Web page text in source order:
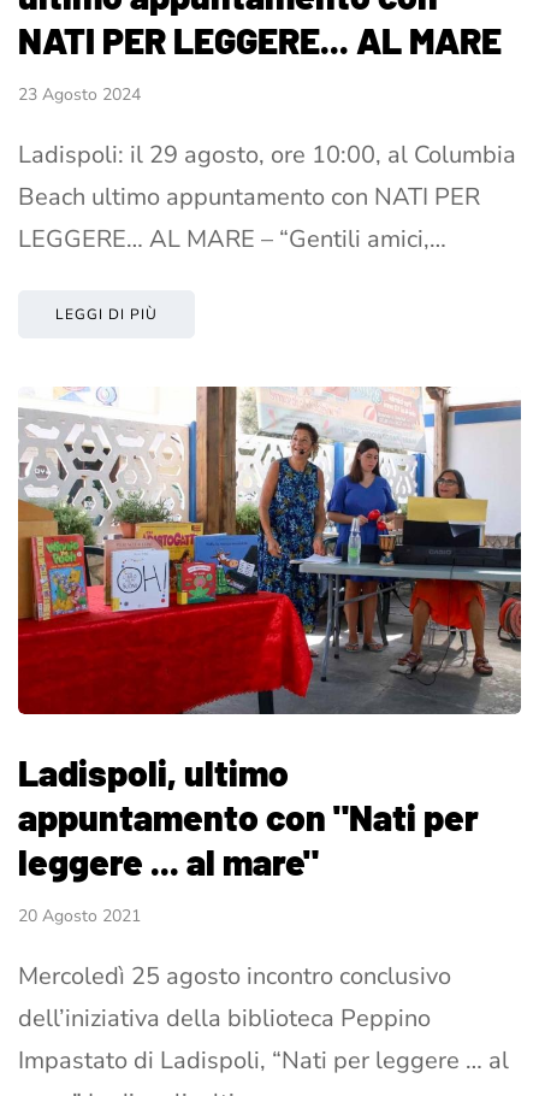
NATI PER LEGGERE... AL MARE
23 Agosto 2024
Ladispoli: il 29 agosto, ore 10:00, al Columbia
Beach ultimo appuntamento con NATI PER
LEGGERE… AL MARE – “Gentili amici,…
LEGGI DI PIÙ
Ladispoli, ultimo
appuntamento con "Nati per
leggere ... al mare"
20 Agosto 2021
Mercoledì 25 agosto incontro conclusivo
dell’iniziativa della biblioteca Peppino
Impastato di Ladispoli, “Nati per leggere … al